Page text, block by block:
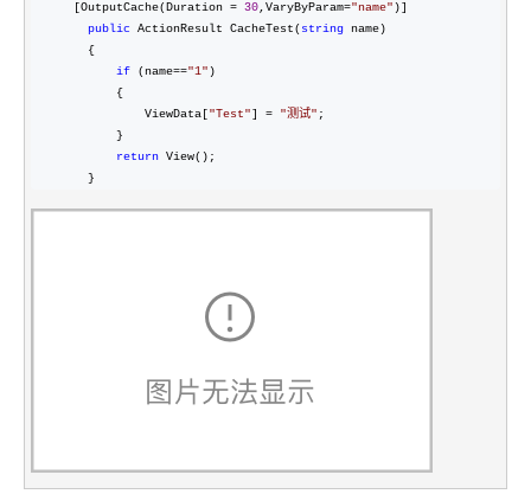
      [OutputCache(Duration =
30,VaryByParam="name" )]
public ActionResult CacheTest( string name)
if (name=="1" )
                ViewData[
"Test"] = "测试" ;
return View();
        }